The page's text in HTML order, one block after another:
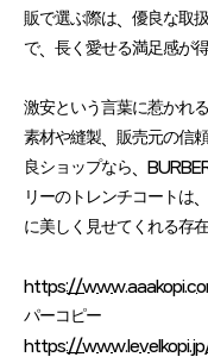
販で選ぶ際は、優良な取
で、長く愛せる満足感が得
激安という言葉に惹かれ
素材や縫製、販売元の信
良ショップなら、
リーのトレンチコートは
に美しく見せてくれる存在
https://
パーコピー
https://